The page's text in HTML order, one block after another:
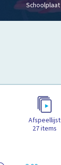
Schoolplaat
Afspeellijst
27items